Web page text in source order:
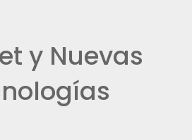
y Nuevas